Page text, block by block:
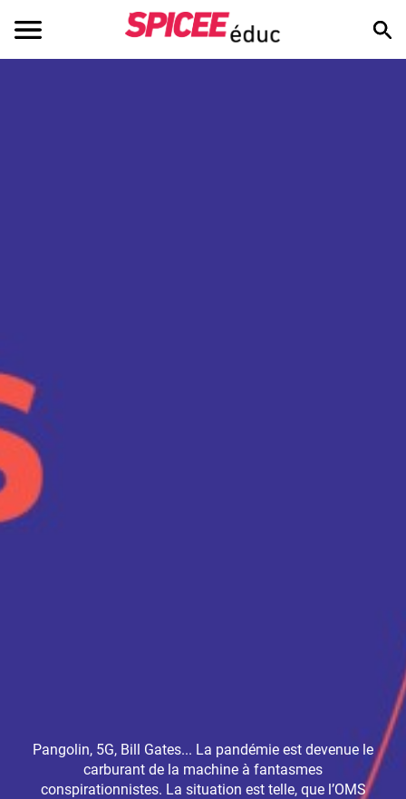
Pangolin, 5G, Bill Gates... La pandémie est devenue le
carburant de la machine à fantasmes
conspirationnistes. La situation est telle, que l’OMS